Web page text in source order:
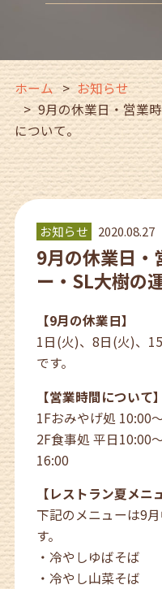
ホーム
お知らせ
9月の休業日・営業
について。
お知らせ 2020.08.27
9月の休業日・
ー・SL大樹の
【9月の休業日】
1日(火)、8日(火)、
です。
【営業時間について】
1Fおみやげ処 10:00
2F食事処 平日10:00
16:00
【レストラン夏メニ
下記のメニューは9
す。
・冷やしゆばそば
・冷やし山菜そば